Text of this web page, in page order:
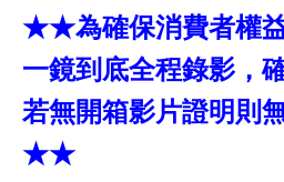
★★為確保消費者權
一鏡到底全程錄影，
若無開箱影片證明則
★★